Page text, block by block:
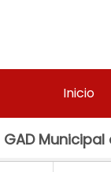
Inicio
GAD